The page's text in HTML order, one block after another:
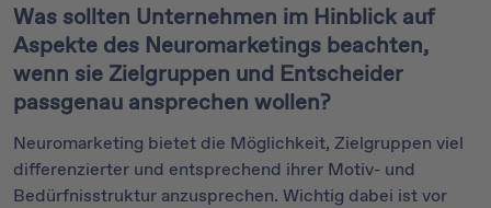
Was sollten Unternehmen im Hinblick auf
Aspekte des Neuromarketings beachten,
wenn sie Zielgruppen und Entscheider
passgenau ansprechen wollen?
Neuromarketing bietet die Möglichkeit, Zielgruppen viel
differenzierter und entsprechend ihrer Motiv- und
Bedürfnisstruktur anzusprechen. Wichtig dabei ist vor